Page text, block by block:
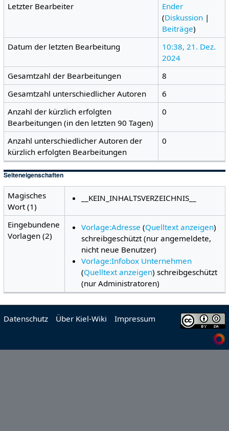
Letzter Bearbeiter
Ender
(Diskussion |
Beiträge)
Datum der letzten Bearbeitung
10:38, 21. Dez.
2024
Gesamtzahl der Bearbeitungen
8
Gesamtzahl unterschiedlicher Autoren
6
Anzahl der kürzlich erfolgten
Bearbeitungen (in den letzten 90 Tagen)
0
Anzahl unterschiedlicher Autoren der
kürzlich erfolgten Bearbeitungen
0
Seiteneigenschaften
Magisches
Wort (1)
__KEIN_INHALTSVERZEICHNIS__
Eingebundene
Vorlagen (2)
Vorlage:Adresse (Quelltext anzeigen)
schreibgeschützt (nur angemeldete,
nicht neue Benutzer)
Vorlage:Infobox Unternehmen
(Quelltext anzeigen) schreibgeschützt
(nur Administratoren)
Datenschutz Über Kiel-Wiki Impressum